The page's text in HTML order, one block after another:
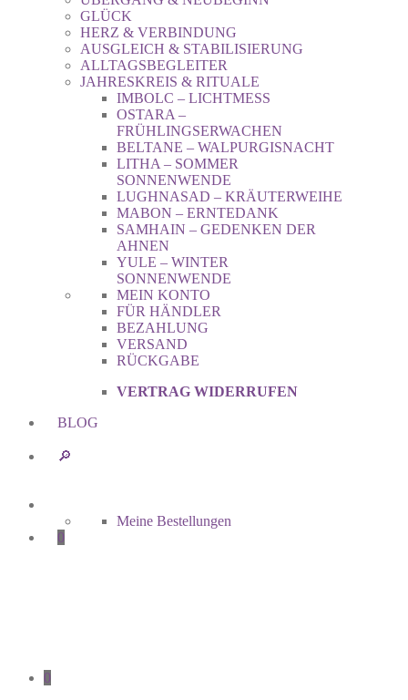
GLÜCK
HERZ & VERBINDUNG
AUSGLEICH & STABILISIERUNG
ALLTAGSBEGLEITER
JAHRESKREIS & RITUALE
IMBOLC – LICHTMESS
OSTARA –
FRÜHLINGSERWACHEN
BELTANE – WALPURGISNACHT
LITHA – SOMMER
SONNENWENDE
LUGHNASAD – KRÄUTERWEIHE
MABON – ERNTEDANK
SAMHAIN – GEDENKEN DER
AHNEN
YULE – WINTER
SONNENWENDE
MEIN KONTO
FÜR HÄNDLER
BEZAHLUNG
VERSAND
RÜCKGABE
VERTRAG WIDERRUFEN
BLOG
🔎︎
Meine Bestellungen
0
0